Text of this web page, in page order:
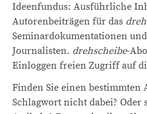
Ideenfundus: Ausführliche
Autorenbeiträgen für das
Seminardokumentationen
Journalisten. drehscheibe-
Einloggen freien Zugriff auf
Finden Sie einen
Schlagwort nicht dabei? Oder